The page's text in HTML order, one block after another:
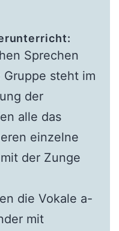
Sprechen
steht im
der
alle das
einzelne
der Zunge
die Vokale a-
mit